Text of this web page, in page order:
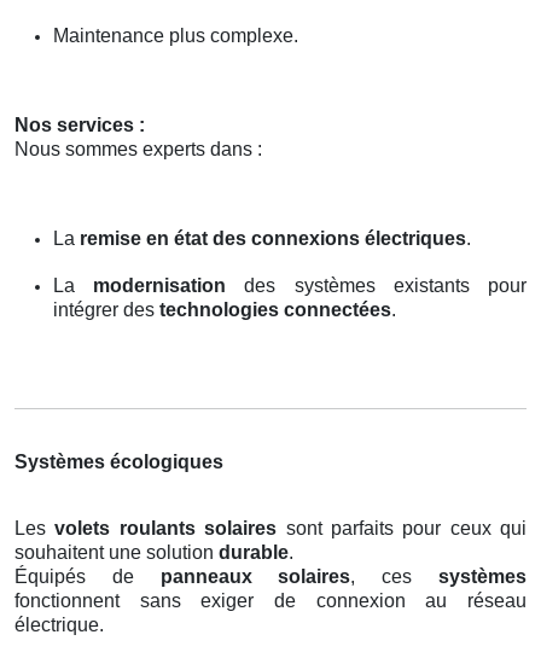
Maintenance plus complexe.
Nos services :
Nous sommes experts dans :
La remise en état des connexions électriques.
La modernisation des systèmes existants pour
intégrer des technologies connectées.
Systèmes écologiques
Lesvolets roulants solaires sont parfaits pour ceux qui
souhaitent une solution durable.
Équipés de panneaux solaires, cessystèmes
fonctionnent sans exiger de connexion au réseau
électrique.